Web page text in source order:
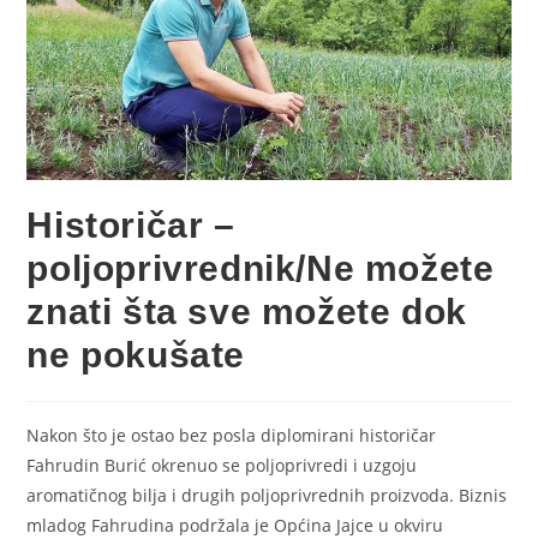
Historičar –
poljoprivrednik/Ne možete
znati šta sve možete dok
ne pokušate
Nakon što je ostao bez posla diplomirani historičar
Fahrudin Burić okrenuo se poljoprivredi i uzgoju
aromatičnog bilja i drugih poljoprivrednih proizvoda. Biznis
mladog Fahrudina podržala je Općina Jajce u okviru